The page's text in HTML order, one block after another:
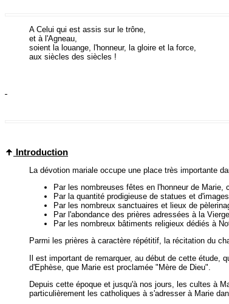
A Celui qui est assis sur le trône,
et à l'Agneau,
soient la louange, l'honneur, la gloire et la force,
aux siècles des siècles !
Introduction
La dévotion mariale occupe une place très importante
Par les nombreuses fêtes en l'honneur de Marie,
Par la quantité prodigieuse de statues et d'images
Par les nombreux sanctuaires et lieux de
Par l'abondance des prières adressées à la
Par les nombreux bâtiments religieux dédiés à
Parmi les prières à caractère répétitif, la récitation du
Il est important de remarquer, au début de cette étude,
d'Ephèse, que Marie est proclamée "Mère de Dieu".
Depuis cette époque et jusqu'à nos jours, les cultes à
particulièrement les catholiques à s'adresser à Marie